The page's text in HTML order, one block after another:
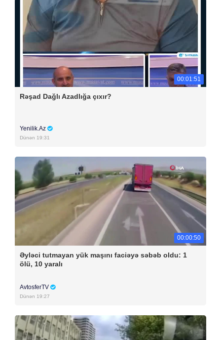
00:01:51
Rəşad Dağlı Azadlığa çıxır?
Yenilik.Az
Dünən 19:31
00:00:50
Əyləci tutmayan yük maşını faciəyə səbəb oldu: 1
ölü, 10 yaralı
AvtosferTV
Dünən 19:27